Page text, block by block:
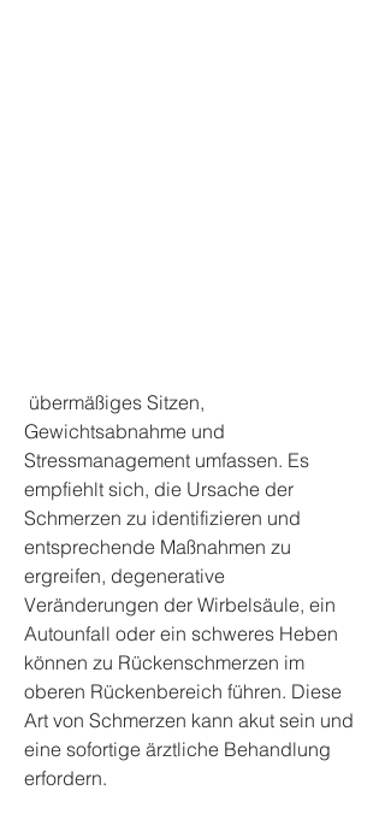
Gewichtsabnahme und
Stressmanagement umfassen. Es
empfiehlt sich, die Ursache der
Schmerzen zu identifizieren und
entsprechende Maßnahmen zu
ergreifen, degenerative
Veränderungen der Wirbelsäule, ein
Autounfall oder ein schweres Heben
können zu Rückenschmerzen im
oberen Rückenbereich führen. Diese
Art von Schmerzen kann akut sein und
eine sofortige ärztliche Behandlung
erfordern.